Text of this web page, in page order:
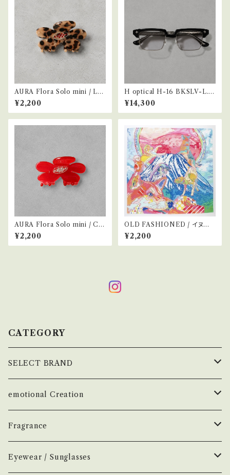
AURA Flora Solo mini / Le
opard
¥2,200
H optical H-16 BKSLV-L.G
RY
¥14,300
AURA Flora Solo mini / Ch
erry Red
¥2,200
OLD FASHIONED / イヌハ
ンカチ
¥2,200
CATEGORY
SELECT BRAND
çanoma
香水
お香
Earl of East
Air Freshener
Melt
emotional Creation
Vintage
Fragrance
Fragrance
Perfume
Eyewear / Sunglasses